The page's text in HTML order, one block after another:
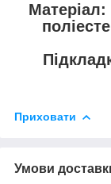
Матеріал:
Приховати
Умови